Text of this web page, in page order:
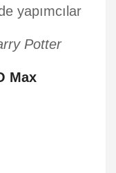
yapımcılar
Potter
Max